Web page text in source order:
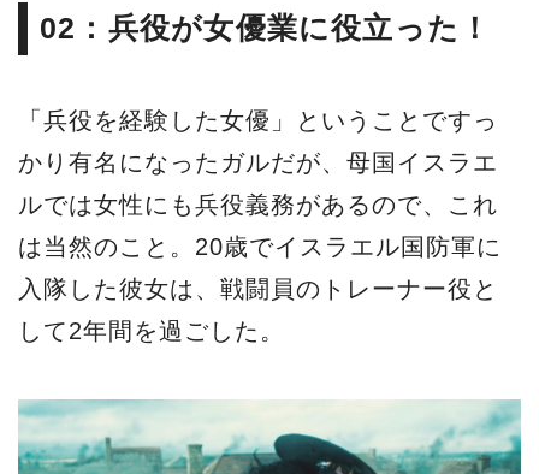
02：兵役が女優業に役立った！
「兵役を経験した女優」ということですっ
かり有名になったガルだが、母国イスラエ
ルでは女性にも兵役義務があるので、これ
は当然のこと。20歳でイスラエル国防軍に
入隊した彼女は、戦闘員のトレーナー役と
して2年間を過ごした。